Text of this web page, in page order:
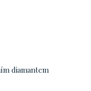
diamantem